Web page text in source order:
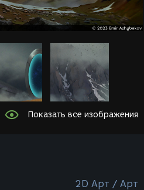
Показать все изображения
2D Арт / Арт